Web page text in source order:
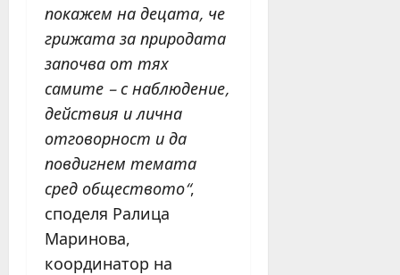
покажем на децата, че
грижата за природата
започва от тях
самите – с наблюдение,
действия и лична
отговорност и да
повдигнем темата
сред обществото“,
споделя Ралица
Маринова,
координатор на